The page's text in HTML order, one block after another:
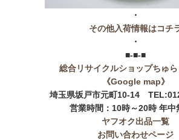
・
その他入荷情報はコチ
・
■-■-■
総合リサイクルショップちゅ
《Google map》
埼玉県坂戸市元町10-14
営業時間：10時～20時 年中
ヤフオク出品一覧
お問い合わせページ